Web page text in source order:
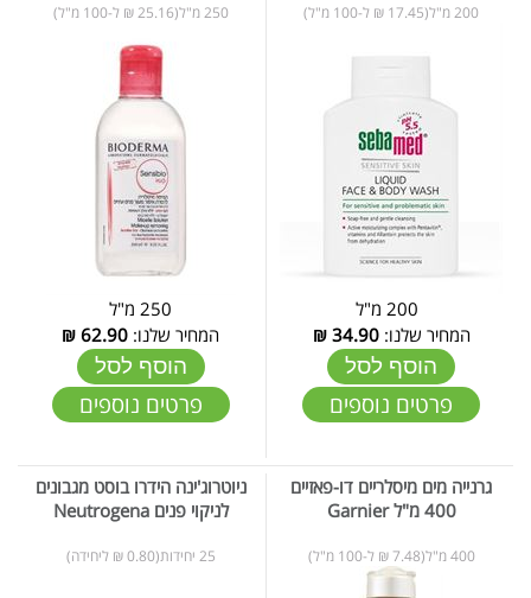
200 מ"ל(17.45 ₪ ל-100 מ"ל)
המחיר שלנו:34.90
₪
הוסף לסל
פרטים נוספים
250 מ"ל(25.16 ₪ ל-100 מ"ל)
250 מ"ל
המחיר שלנו: 62.90
₪
הוסף לסל
פרטים נוספים
גרנייה מים מיסלריים דו-פאזיים
400 מ"ל Garnier
400 מ"ל(7.48 ₪ ל-100 מ"ל)
ניוטרוג'ינה הידרו בוסט מגבונים
לניקוי פנים Neutrogena
25 יחידות(0.80 ₪ ליחידה)